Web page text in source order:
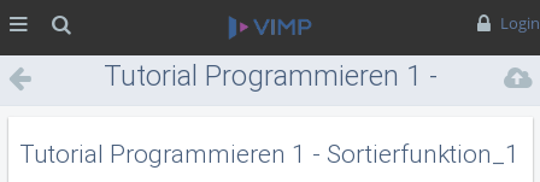
Login
Tutorial Programmieren 1 -
Sortierfunktion_1
Tutorial Programmieren 1 - Sortierfunktion_1